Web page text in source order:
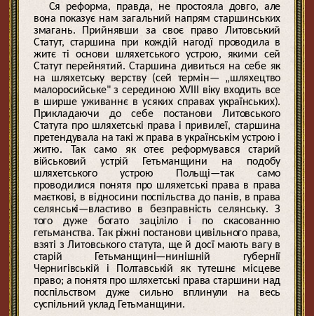
Ся реформа, правда, не простояла довго, але
вона показує нам загальний напрям старшинських
змагань. Прийнявши за своє право Литовський
Статут, старшина при кождій нагодї проводила в
житє ті основи шляхетського устрою, якими сей
Статут перейнятий. Старшина дивиться на себе як
на шляхетську верству (сей термін— „шляхецтво
малоросийське" з серединою XVIII віку входить все
в ширше уживаннє в усяких справах українських).
Прикладаючи до себе постанови Литовського
Статута про шляхетські права і привилеї, старшина
претендувала на такі ж права в українськім устрою і
житю. Так само як отеє реформувався старий
військовий устрій Гетьманщини на подобу
шляхетського устрою Польщі—так само
проводилися понятя про шляхетські права в права
маєткові, в відносини поспільства до панів, в права
селянські—властиво в безправність селянську. З
того дуже богато заціліло і по скасованню
гетьманства. Так ріжні постанови цивільного права,
взяті з Литовського статута, ще й досї мають вагу в
старій Гетьманщині—нинішній губернії
Чернигівській і Полтавській як тутешнє місцеве
право; а понятя про шляхетські права старшини над
поспільством дуже сильно вплинули на весь
суспільний уклад Гетьманщини.